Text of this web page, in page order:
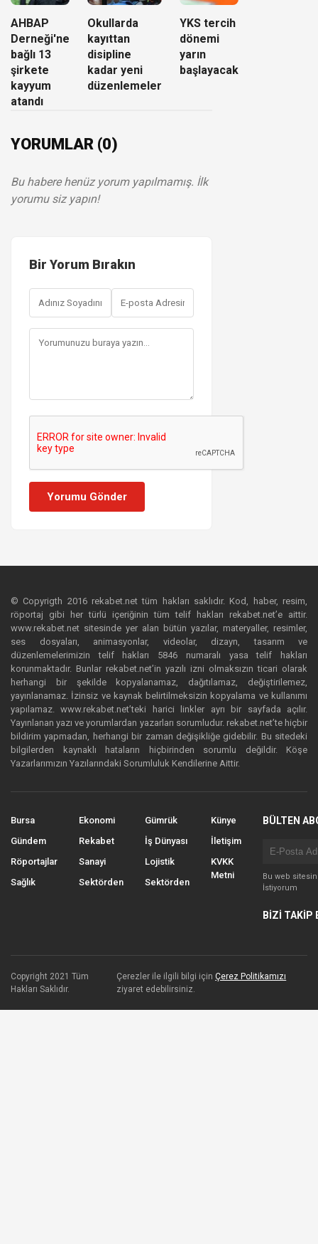
AHBAP
Derneği'ne
bağlı 13
şirkete
kayyum
atandı
Okullarda
kayıttan
disipline
kadar yeni
düzenlemeler
YKS tercih
dönemi
yarın
başlayacak
YORUMLAR (0)
Bu habere henüz yorum yapılmamış. İlk
yorumu siz yapın!
Bir Yorum Bırakın
Yorumu Gönder
© Copyrigth 2016 rekabet.net tüm hakları saklıdır. Kod, haber, resim,
röportaj gibi her türlü içeriğinin tüm telif hakları rekabet.net’e aittir.
www.rekabet.net sitesinde yer alan bütün yazılar, materyaller, resimler,
ses dosyaları, animasyonlar, videolar, dizayn, tasarım ve
düzenlemelerimizin telif hakları 5846 numaralı yasa telif hakları
korunmaktadır. Bunlar rekabet.net’in yazılı izni olmaksızın ticari olarak
herhangi bir şekilde kopyalanamaz, dağıtılamaz, değiştirilemez,
yayınlanamaz. İzinsiz ve kaynak belirtilmeksizin kopyalama ve kullanımı
yapılamaz. www.rekabet.net’teki harici linkler ayrı bir sayfada açılır.
Yayınlanan yazı ve yorumlardan yazarları sorumludur. rekabet.net’te hiçbir
bildirim yapmadan, herhangi bir zaman değişikliğe gidebilir. Bu sitedeki
bilgilerden kaynaklı hataların hiçbirinden sorumlu değildir. Köşe
Yazarlarımızın Yazılarındaki Sorumluluk Kendilerine Aittir.
Bursa
Gündem
Röportajlar
Sağlık
Ekonomi
Rekabet
Sanayi
Sektörden
Gümrük
İş Dünyası
Lojistik
Sektörden
Künye
İletişim
KVKK
Metni
BÜLTEN
Bu web
İstiyorum
BİZİ TAKİP
Copyright 2021 Tüm
Hakları Saklıdır.
Çerezler ile ilgili bilgi içinÇerez Politikamızı
ziyaret edebilirsiniz.